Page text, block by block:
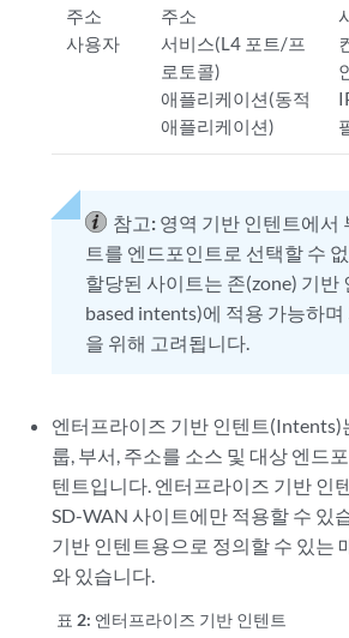
주소
사용자
주소
서비스(L4 포트/프
로토콜)
애플리케이션(동적
애플리케이션)
참고: 영역 기반 인텐트에서
트를 엔드포인트로 선택할 수
할당된 사이트는 존(zone) 기반
based intents)에 적용 가능하
을 위해 고려됩니다.
엔터프라이즈 기반 인텐트(Intents)
룹, 부서, 주소를 소스 및 대상 엔드
텐트입니다. 엔터프라이즈 기반 인
SD-WAN 사이트에만 적용할 수 있
기반 인텐트용으로 정의할 수 있는
와 있습니다.
표 2: 엔터프라이즈 기반 인텐트